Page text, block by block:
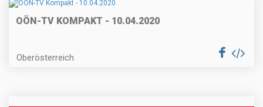
OÖN-TV KOMPAKT - 10.04.2020
Oberösterreich